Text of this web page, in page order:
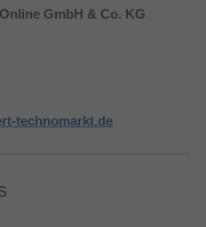
GmbH & Co. KG
technomarkt.de